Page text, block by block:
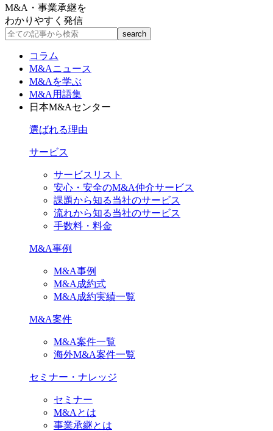
M&A・事業承継を
わかりやすく発信
コラム
M&Aニュース
M&Aを学ぶ
M&A用語集
日本M&Aセンター
選ばれる理由
サービス
サービスリスト
安心・安全のM&A仲介サービス
課題から知る当社のサービス
流れから知る当社のサービス
手数料・料金
M&A事例
M&A事例
M&A成約式
M&A成約実績一覧
M&A案件
M&A案件一覧
海外M&A案件一覧
セミナー・ナレッジ
セミナー
M&Aとは
事業承継とは